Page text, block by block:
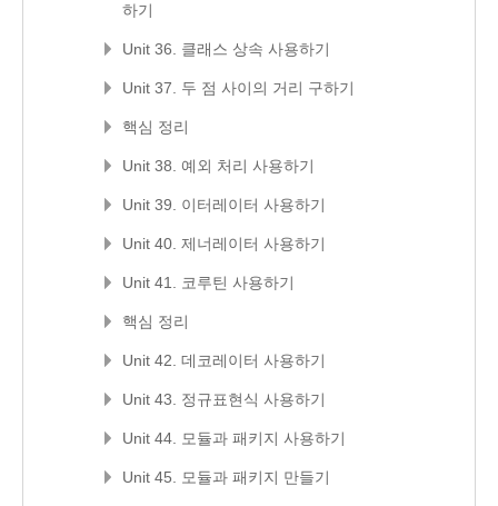
하기
Unit 36. 클래스 상속 사용하기
Unit 37. 두 점 사이의 거리 구하기
핵심 정리
Unit 38. 예외 처리 사용하기
Unit 39. 이터레이터 사용하기
Unit 40. 제너레이터 사용하기
Unit 41. 코루틴 사용하기
핵심 정리
Unit 42. 데코레이터 사용하기
Unit 43. 정규표현식 사용하기
Unit 44. 모듈과 패키지 사용하기
Unit 45. 모듈과 패키지 만들기